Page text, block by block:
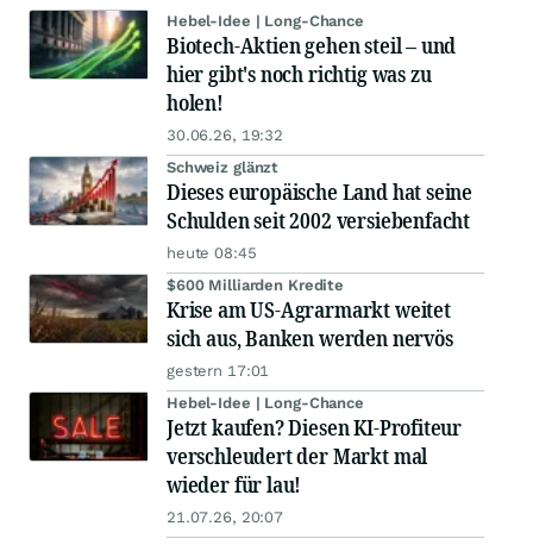
Hebel-Idee | Long-Chance
Biotech-Aktien gehen steil – und
hier gibt's noch richtig was zu
holen!
30.06.26, 19:32
Schweiz glänzt
Dieses europäische Land hat seine
Schulden seit 2002 versiebenfacht
heute 08:45
$600 Milliarden Kredite
Krise am US-Agrarmarkt weitet
sich aus, Banken werden nervös
gestern 17:01
Hebel-Idee | Long-Chance
Jetzt kaufen? Diesen KI-Profiteur
verschleudert der Markt mal
wieder für lau!
21.07.26, 20:07